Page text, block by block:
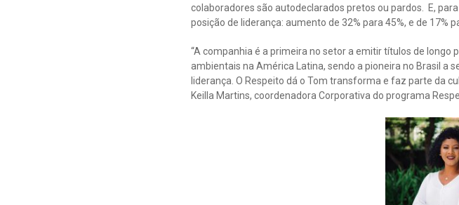
colaboradores são autodeclarados pretos ou pardos. E,
posição de liderança: aumento de 32% para 45%, e de 17%
“A companhia é a primeira no setor a emitir títulos de
ambientais na América Latina, sendo a pioneira no Brasil a
liderança. O Respeito dá o Tom transforma e faz parte da
Keilla Martins, coordenadora Corporativa do programa